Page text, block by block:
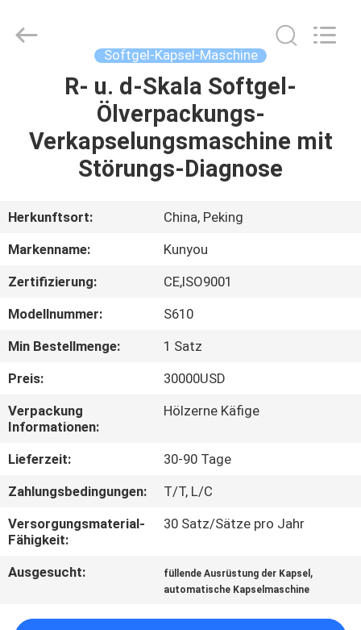
PRODUKTE
VIDEOS
UNS
WERKSBESICHTIGUNG
QUALITÄTSKONTROLLE
NEUIGKEITEN
BITTE UM
EIN
ANGEBOT
Pharmatech
Co.,LTD..
Softgel-Kapsel-Maschine
R- u. d-Skala Softgel-
Ölverpackungs-
Verkapselungsmaschine mit
Störungs-Diagnose
Herkunftsort:
China, Peking
Markenname:
Kunyou
Zertifizierung:
CE,ISO9001
Modellnummer:
S610
Min Bestellmenge:
1 Satz
Preis:
30000USD
Verpackung
Informationen:
Hölzerne Käfige
Lieferzeit:
30-90 Tage
Zahlungsbedingungen:
T/T, L/C
Versorgungsmaterial-
Fähigkeit:
30 Satz/Sätze pro Jahr
Ausgesucht: füllende Ausrüstung der Kapsel ,
automatische Kapselmaschine